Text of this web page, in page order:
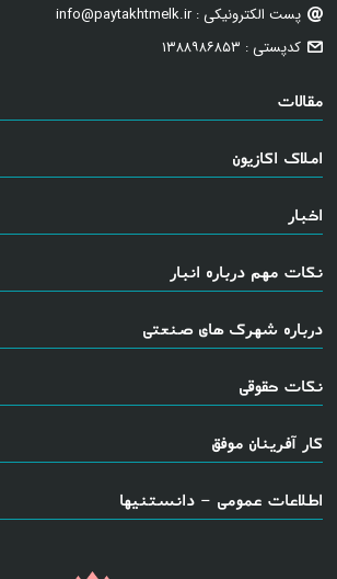
پست الکترونیکی : info@paytakhtmelk.ir
کدپستی : ۱۳۸۸۹۸۶۸۵۳
مقالات
املاک اکازیون
اخبار
نکات مهم درباره انبار
درباره شهرک های صنعتی
نکات حقوقی
کار آفرینان موفق
اطلاعات عمومی - دانستنیها